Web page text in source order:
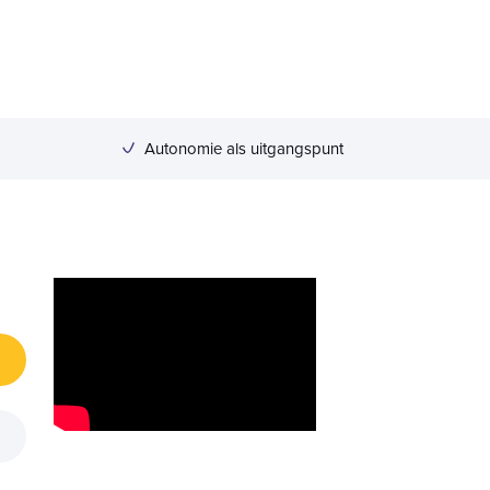
Autonomie als uitgangspunt